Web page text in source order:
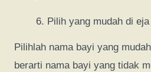
Pilih yang mudah di eja
Pilihlah nama bayi yang
berarti nama bayi yang tidak